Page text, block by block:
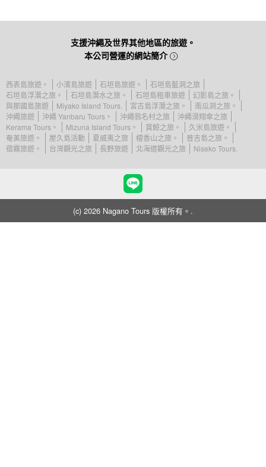
支援沖繩及世界其他地區的旅遊。
本公司營運的網站簡介
西表島旅遊。 小濱島旅遊 石垣島旅遊。
石垣島藍洞之旅
石垣島浮潛之旅。
石垣島潛水之旅。 石垣島租車旅遊
幻影島之旅。
與那國島旅遊
Miyako Island Tours. 宮古島浮潛之旅。
南瓜洞之旅。
沖繩旅遊
沖繩 Yanbaru Tours。 沖繩翁名村之旅
沖繩滑翔傘之旅
Kerama Tours。
Mizuna Island Tours。 賞鯨之旅。
久米島旅遊。
奄美旅遊。
屋久島活動 夏威夷之旅 檀香山之旅。
普吉島之旅。
宿霧旅遊。
台灣觀光之旅 長野旅遊 北海道觀光之旅 Niseko Tours.
(c) 2026 Nagano Tours 版權所有。.